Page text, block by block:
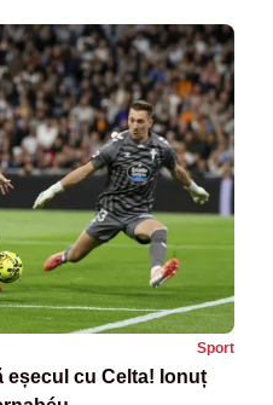
Sport
eșecul cu Celta! Ionuț